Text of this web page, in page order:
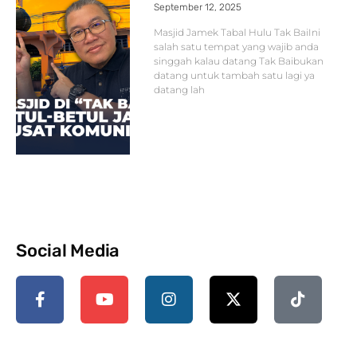
September 12, 2025
Masjid Jamek Tabal Hulu Tak BaiIni
salah satu tempat yang wajib anda
singgah kalau datang Tak Baibukan
datang untuk tambah satu lagi ya
datang lah
Social Media